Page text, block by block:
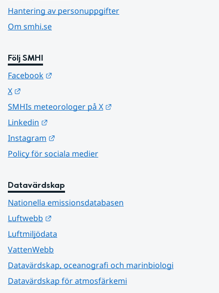
Hantering av personuppgifter
Om smhi.se
Följ SMHI
Facebook
X
SMHIs meteorologer på X
Linkedin
Instagram
Policy för sociala medier
Datavärdskap
Nationella emissionsdatabasen
Luftwebb
Luftmiljödata
VattenWebb
Datavärdskap, oceanografi och marinbiologi
Datavärdskap för atmosfärkemi